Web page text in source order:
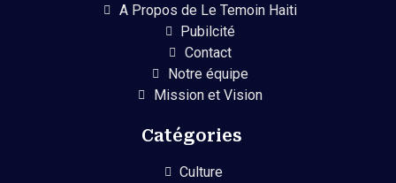
A Propos de Le Temoin Haiti
Pubilcité
Contact
Notre équipe
Mission et Vision
Catégories
Culture